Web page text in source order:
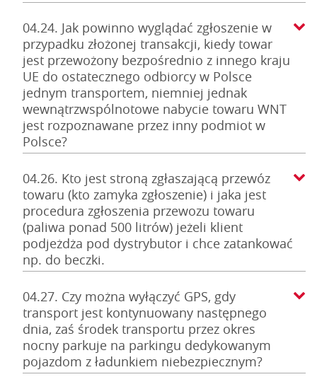
04.24. Jak powinno wyglądać zgłoszenie w
przypadku złożonej transakcji, kiedy towar
jest przewożony bezpośrednio z innego kraju
UE do ostatecznego odbiorcy w Polsce
jednym transportem, niemniej jednak
wewnątrzwspólnotowe nabycie towaru WNT
jest rozpoznawane przez inny podmiot w
Polsce?
04.26. Kto jest stroną zgłaszającą przewóz
towaru (kto zamyka zgłoszenie) i jaka jest
procedura zgłoszenia przewozu towaru
(paliwa ponad 500 litrów) jeżeli klient
podjeżdża pod dystrybutor i chce zatankować
np. do beczki.
04.27. Czy można wyłączyć GPS, gdy
transport jest kontynuowany następnego
dnia, zaś środek transportu przez okres
nocny parkuje na parkingu dedykowanym
pojazdom z ładunkiem niebezpiecznym?